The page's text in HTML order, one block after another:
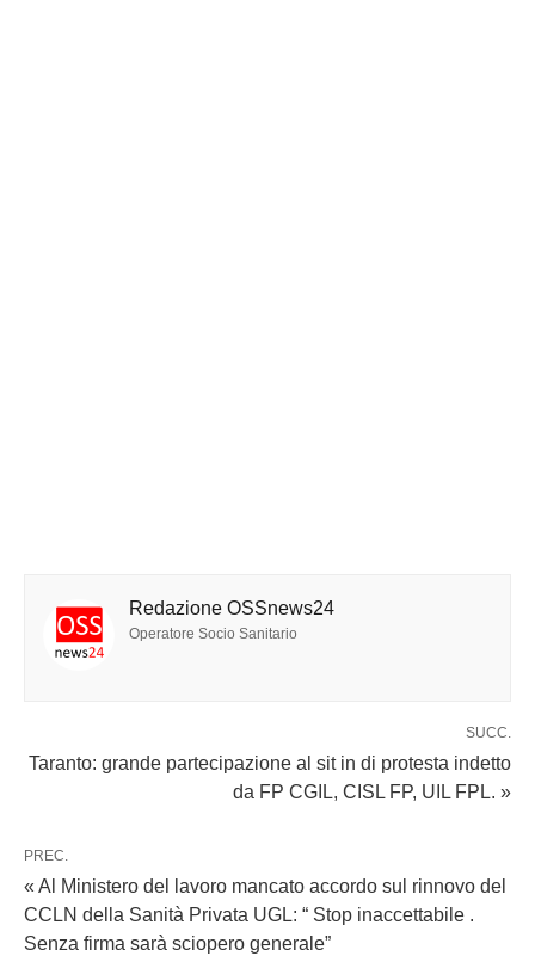
Redazione OSSnews24
Operatore Socio Sanitario
SUCC.
Taranto: grande partecipazione al sit in di protesta indetto
da FP CGIL, CISL FP, UIL FPL. »
PREC.
« Al Ministero del lavoro mancato accordo sul rinnovo del
CCLN della Sanità Privata UGL: “ Stop inaccettabile .
Senza firma sarà sciopero generale”